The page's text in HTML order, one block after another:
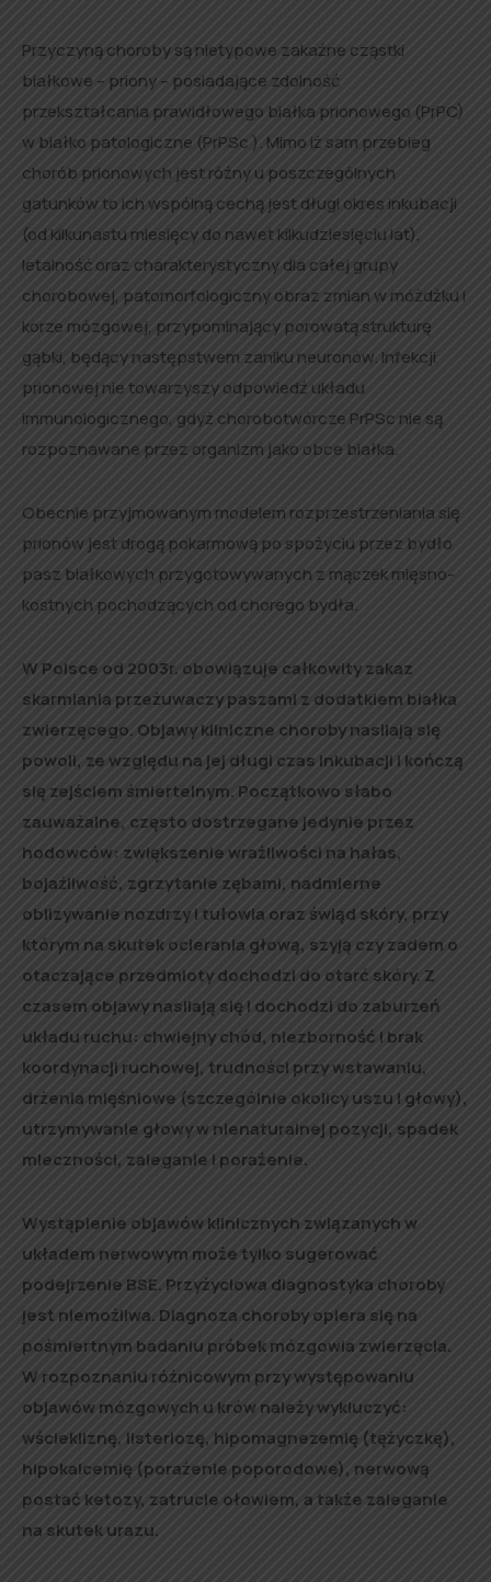
Przyczyną choroby są nietypowe zakaźne cząstki
białkowe – priony – posiadające zdolność
przekształcania prawidłowego białka prionowego (PrPC)
w białko patologiczne (PrPSc ). Mimo iż sam przebieg
chorób prionowych jest różny u poszczególnych
gatunków to ich wspólną cechą jest długi okres inkubacji
(od kilkunastu miesięcy do nawet kilkudziesięciu lat),
letalność oraz charakterystyczny dla całej grupy
chorobowej, patomorfologiczny obraz zmian w móżdżku i
korze mózgowej, przypominający porowatą strukturę
gąbki, będący następstwem zaniku neuronów. Infekcji
prionowej nie towarzyszy odpowiedź układu
immunologicznego, gdyż chorobotwórcze PrPSc nie są
rozpoznawane przez organizm jako obce białka.
Obecnie przyjmowanym modelem rozprzestrzeniania się
prionów jest drogą pokarmową po spożyciu przez bydło
pasz białkowych przygotowywanych z mączek mięsno-
kostnych pochodzących od chorego bydła.
W Polsce od 2003r. obowiązuje całkowity zakaz
skarmiania przeżuwaczy paszami z dodatkiem białka
zwierzęcego. Objawy kliniczne choroby nasilają się
powoli, ze względu na jej długi czas inkubacji i kończą
się zejściem śmiertelnym. Początkowo słabo
zauważalne, często dostrzegane jedynie przez
hodowców: zwiększenie wrażliwości na hałas,
bojaźliwość, zgrzytanie zębami, nadmierne
oblizywanie nozdrzy i tułowia oraz świąd skóry, przy
którym na skutek ocierania głową, szyją czy zadem o
otaczające przedmioty dochodzi do otarć skóry. Z
czasem objawy nasilają się i dochodzi do zaburzeń
układu ruchu: chwiejny chód, niezborność i brak
koordynacji ruchowej, trudności przy wstawaniu,
drżenia mięśniowe (szczególnie okolicy uszu i głowy),
utrzymywanie głowy w nienaturalnej pozycji, spadek
mleczności, zaleganie i porażenie.
Wystąpienie objawów klinicznych związanych w
układem nerwowym może tylko sugerować
podejrzenie BSE. Przyżyciowa diagnostyka choroby
jest niemożliwa. Diagnoza choroby opiera się na
pośmiertnym badaniu próbek mózgowia zwierzęcia.
W rozpoznaniu różnicowym przy występowaniu
objawów mózgowych u krów należy wykluczyć:
wściekliznę, listeriozę, hipomagnezemię (tężyczkę),
hipokalcemię (porażenie poporodowe), nerwową
postać ketozy, zatrucie ołowiem, a także zaleganie
na skutek urazu.